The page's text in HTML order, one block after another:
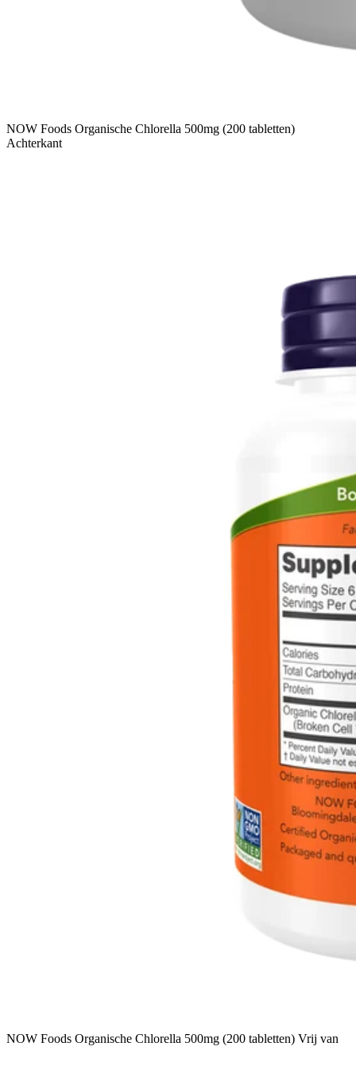
NOW Foods Organische Chlorella 500mg (200 tabletten)
Achterkant
NOW Foods Organische Chlorella 500mg (200 tabletten) Vrij van